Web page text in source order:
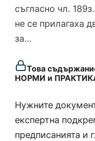
съгласно чл.
не се прилагаха
за…
Това
НОРМИ и
Нужните
експертна
предписанията и